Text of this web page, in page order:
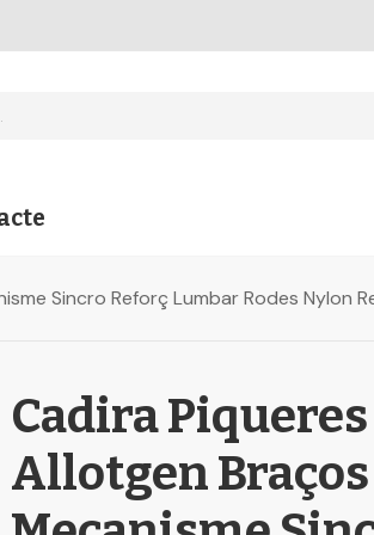
Sincro Reforç Lumbar Rodes Nylon
Cadira
Allotgen